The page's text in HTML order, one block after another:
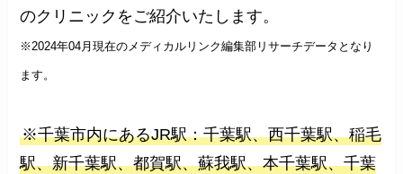
のクリニックをご紹介いたします。
※2024年04月現在のメディカルリンク編集部リサーチデータとなり
ます。
※千葉市内にあるJR駅：千葉駅、西千葉駅、稲毛
駅、新千葉駅、都賀駅、蘇我駅、本千葉駅、千葉